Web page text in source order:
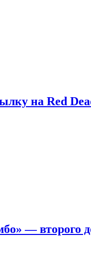
на Red
— второго